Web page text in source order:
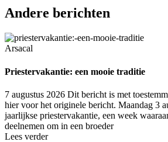
Andere berichten
Arsacal
Priestervakantie: een mooie traditie
7 augustus 2026 Dit bericht is met
hier voor het originele bericht. Maandag 3
jaarlijkse priestervakantie, een week
deelnemen om in een broeder
Lees verder